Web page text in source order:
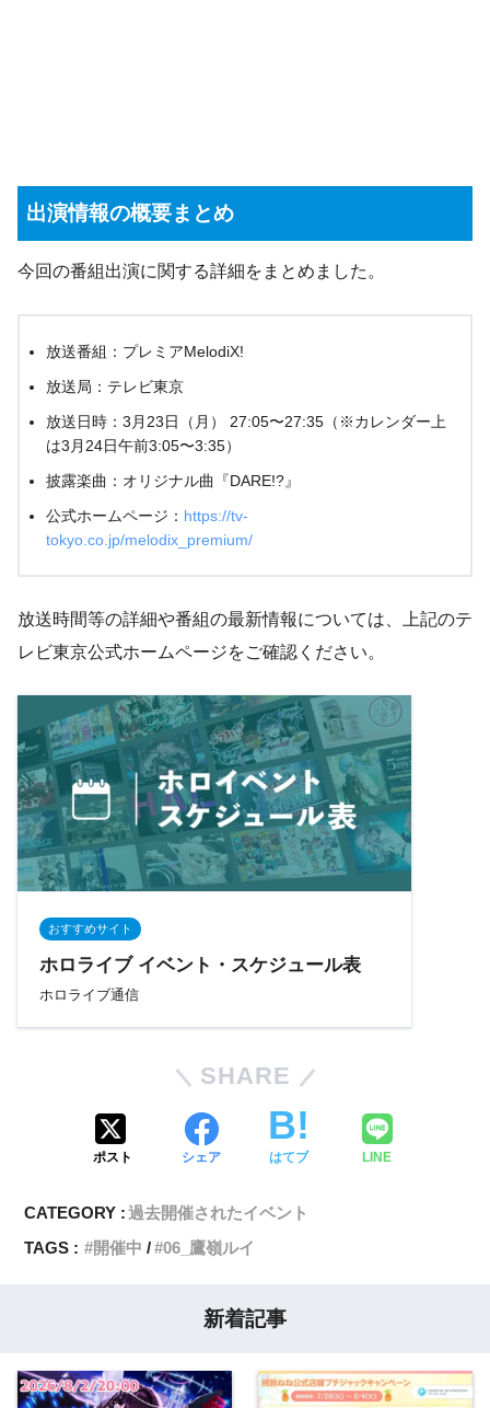
出演情報の概要まとめ
今回の番組出演に関する詳細をまとめました。
放送番組：プレミアMelodiX!
放送局：テレビ東京
放送日時：3月23日（月） 27:05〜27:35（※カレンダー上
は3月24日午前3:05〜3:35）
披露楽曲：オリジナル曲『DARE!?』
公式ホームページ： https://tv-
tokyo.co.jp/melodix_premium/
放送時間等の詳細や番組の最新情報については、上記のテ
レビ東京公式ホームページをご確認ください。
おすすめサイト
ホロライブ イベント・スケジュール表
ホロライブ通信
SHARE
ポスト シェア はてブ LINE
CATEGORY :過去開催されたイベント
TAGS :
開催中 06_鷹嶺ルイ
新着記事